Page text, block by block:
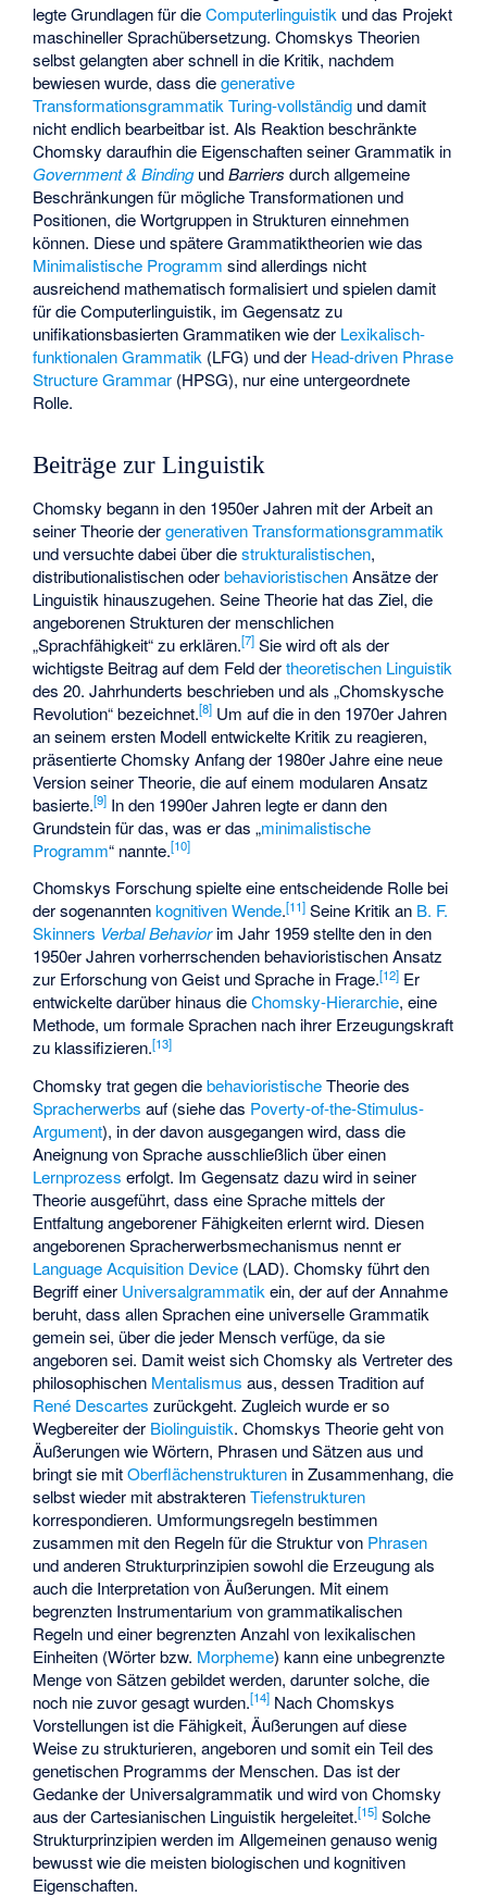
legte Grundlagen für dieComputerlinguistik und das Projekt
maschineller Sprachübersetzung. Chomskys Theorien
selbst gelangten aber schnell in die Kritik, nachdem
bewiesen wurde, dass diegenerative
Transformationsgrammatik Turing-vollständig und damit
nicht endlich bearbeitbar ist. Als Reaktion beschränkte
Chomsky daraufhin die Eigenschaften seiner Grammatik in
Government & BindingundBarriers durch allgemeine
Beschränkungen für mögliche Transformationen und
Positionen, die Wortgruppen in Strukturen einnehmen
können. Diese und spätere Grammatiktheorien wie das
Minimalistische Programm sind allerdings nicht
ausreichend mathematisch formalisiert und spielen damit
für die Computerlinguistik, im Gegensatz zu
unifikationsbasierten Grammatiken wie der Lexikalisch-
funktionalen Grammatik (LFG) und der Head-driven Phrase
Structure Grammar (HPSG), nur eine untergeordnete
Rolle.
Beiträge zur Linguistik
Chomsky begann in den 1950er Jahren mit der Arbeit an
seiner Theorie dergenerativen Transformationsgrammatik
und versuchte dabei über diestrukturalistischen,
distributionalistischen oderbehavioristischenAnsätze der
Linguistik hinauszugehen. Seine Theorie hat das Ziel, die
angeborenen Strukturen der menschlichen
„Sprachfähigkeit“ zu erklären.[7] Sie wird oft als der
wichtigste Beitrag auf dem Feld dertheoretischen Linguistik
des 20. Jahrhunderts beschrieben und als „Chomskysche
Revolution“ bezeichnet.[8] Um auf die in den 1970er Jahren
an seinem ersten Modell entwickelte Kritik zu reagieren,
präsentierte Chomsky Anfang der 1980er Jahre eine neue
Version seiner Theorie, die auf einem modularen Ansatz
basierte.[9] In den 1990er Jahren legte er dann den
Grundstein für das, was er das „minimalistische
Programm“ nannte.[10]
Chomskys Forschung spielte eine entscheidende Rolle bei
der sogenanntenkognitiven Wende.[11] Seine Kritik an B. F.
Skinners Verbal Behaviorim Jahr 1959 stellte den in den
1950er Jahren vorherrschenden behavioristischen Ansatz
zur Erforschung von Geist und Sprache in Frage.[12] Er
entwickelte darüber hinaus dieChomsky-Hierarchie, eine
Methode, um formale Sprachen nach ihrer Erzeugungskraft
zu klassifizieren.[13]
Chomsky trat gegen diebehavioristischeTheorie des
Spracherwerbs auf (siehe das Poverty-of-the-Stimulus-
Argument), in der davon ausgegangen wird, dass die
Aneignung von Sprache ausschließlich über einen
Lernprozess erfolgt. Im Gegensatz dazu wird in seiner
Theorie ausgeführt, dass eine Sprache mittels der
Entfaltung angeborener Fähigkeiten erlernt wird. Diesen
angeborenen Spracherwerbsmechanismus nennt er
Language Acquisition Device (LAD). Chomsky führt den
Begriff einer Universalgrammatik ein, der auf der Annahme
beruht, dass allen Sprachen eine universelle Grammatik
gemein sei, über die jeder Mensch verfüge, da sie
angeboren sei. Damit weist sich Chomsky als Vertreter des
philosophischen Mentalismus aus, dessen Tradition auf
René Descartes zurückgeht. Zugleich wurde er so
Wegbereiter der Biolinguistik. Chomskys Theorie geht von
Äußerungen wie Wörtern, Phrasen und Sätzen aus und
bringt sie mitOberflächenstrukturen in Zusammenhang, die
selbst wieder mit abstrakterenTiefenstrukturen
korrespondieren. Umformungsregeln bestimmen
zusammen mit den Regeln für die Struktur von Phrasen
und anderen Strukturprinzipien sowohl die Erzeugung als
auch die Interpretation von Äußerungen. Mit einem
begrenzten Instrumentarium von grammatikalischen
Regeln und einer begrenzten Anzahl von lexikalischen
Einheiten (Wörter bzw. Morpheme) kann eine unbegrenzte
Menge von Sätzen gebildet werden, darunter solche, die
noch nie zuvor gesagt wurden.[14] Nach Chomskys
Vorstellungen ist die Fähigkeit, Äußerungen auf diese
Weise zu strukturieren, angeboren und somit ein Teil des
genetischen Programms der Menschen. Das ist der
Gedanke der Universalgrammatik und wird von Chomsky
aus derCartesianischen Linguistik hergeleitet.[15] Solche
Strukturprinzipien werden im Allgemeinen genauso wenig
bewusst wie die meisten biologischen und kognitiven
Eigenschaften.